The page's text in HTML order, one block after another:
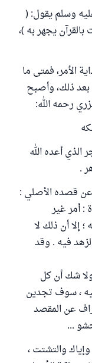
وسلم يقول: (
يجهر به )،
الأمر، فمتى ما
ذلك، وأصبح
رحمه الله:
الذي أعده الله
.
عن قصده الأصلي :
: أمر غير
إلا أن ذلك لا
فيه . وقد
شك أن كل
، سوف تجدين
عن المقصد
...
والتشتت ،